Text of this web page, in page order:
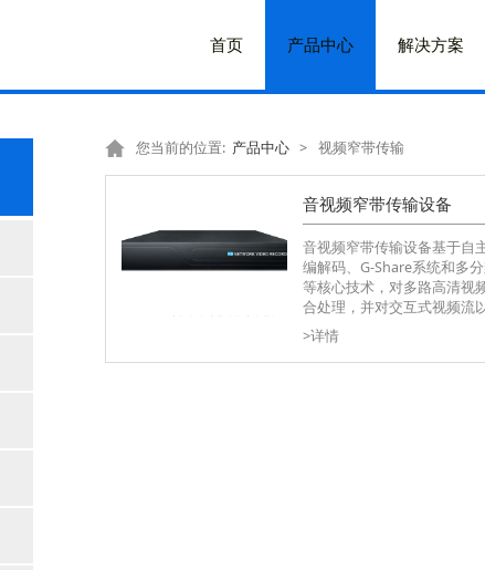
首页 产品中心 解决方案
您当前的位置: 产品中心 > 视频窄带传输
音视频窄带传输设备
音视频窄带传输设备基于自
编解码、G-Share系统和多
等核心技术，对多路高清视
合处理，并对交互式视频流
时延压缩加速，系统可在极
码率高清视频源进行编解码
障视频图像质量，降低视频
>详情